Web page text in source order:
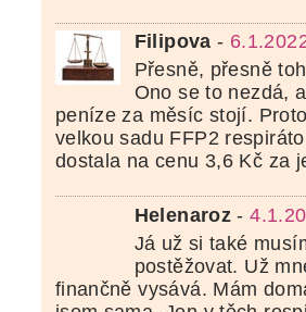
Filipova -
Přesně, přesně
Ono se to nezdá,
peníze za měsíc stojí.
velkou sadu FFP2
dostala na cenu 3,6 Kč za
Helenaroz -
Já už si také
postěžovat. Už
finančně vysává. Mám